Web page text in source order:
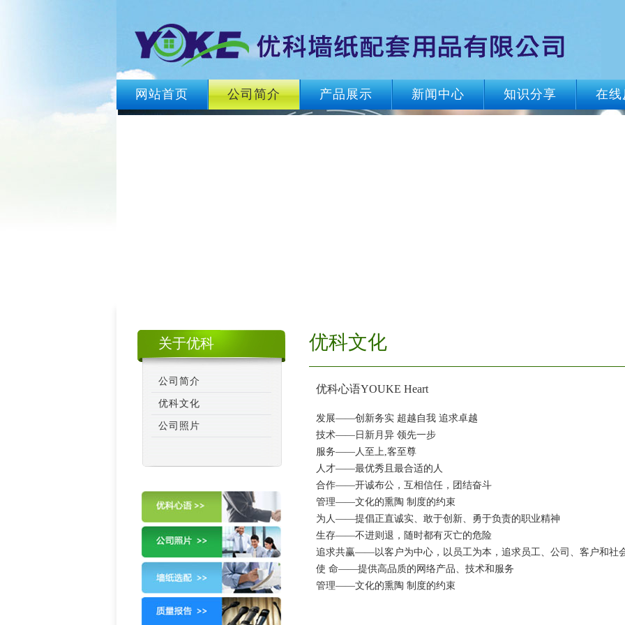
网站首页 公司简介 产品展示 新闻中心 知识分享 在线
关于优科
公司简介
优科文化
公司照片
优科文化
优科心语YOUKE Heart
发展——创新务实 超越自我 追求卓越
技术——日新月异 领先一步
服务——人至上,客至尊
人才——最优秀且最合适的人
合作——开诚布公，互相信任，团结奋斗
管理——文化的熏陶 制度的约束
为人——提倡正直诚实、敢于创新、勇于负责的职业精神
生存——不进则退，随时都有灭亡的危险
追求共赢——以客户为中心，以员工为本，追求员工、公司、客户和社
使 命——提供高品质的网络产品、技术和服务
管理——文化的熏陶 制度的约束